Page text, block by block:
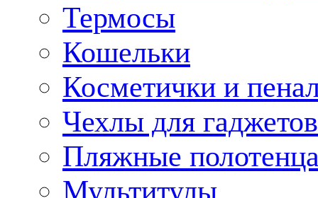
Термосы
Кошельки
Косметички и
Чехлы для гаджетов
Пляжные
Мультитулы